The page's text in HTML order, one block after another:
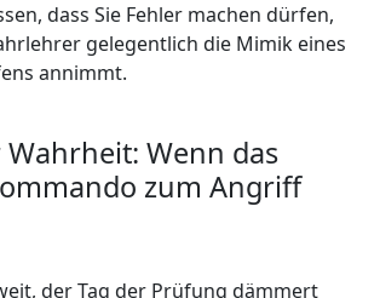
dass Sie Fehler machen dürfen,
gelegentlich die Mimik eines
annimmt.
Wahrheit: Wenn das
zum Angriff
der Tag der Prüfung dämmert